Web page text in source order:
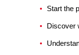
Start the
Discover